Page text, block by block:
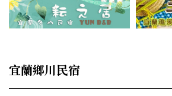
宜蘭鄉川民宿